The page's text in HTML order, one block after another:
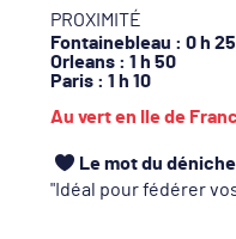
PROXIMITÉ
Fontainebleau : 0 h 25
Orleans : 1 h 50
Paris : 1 h 10
Au vert en Ile de
Le mot du
Idéal pour fédérer